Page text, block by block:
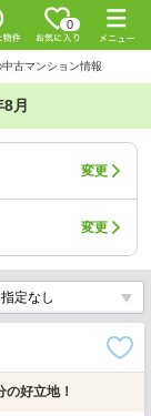
0
古マンション情報
月
変更
変更
好立地！